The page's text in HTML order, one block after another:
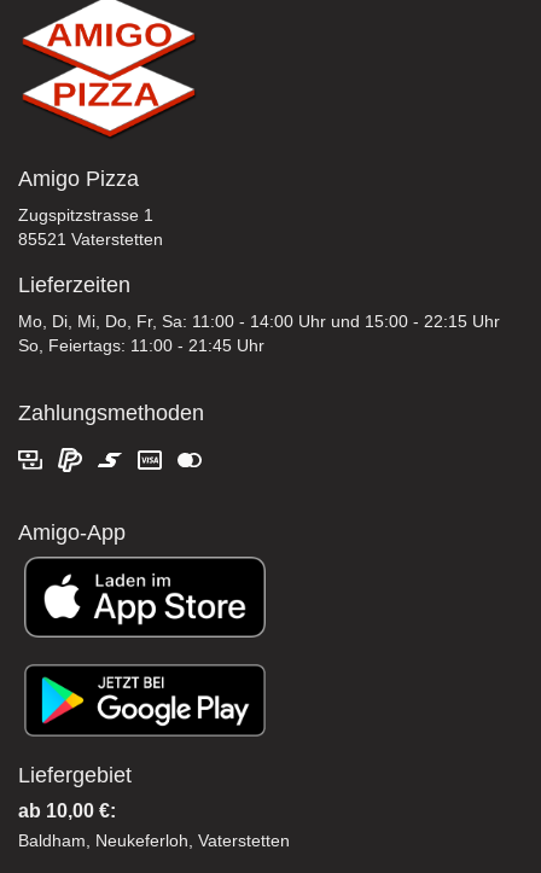
Amigo Pizza
Zugspitzstrasse 1
85521 Vaterstetten
Lieferzeiten
Mo, Di, Mi, Do, Fr, Sa: 11:00 - 14:00 Uhr und 15:00 - 22:15 Uhr
So, Feiertags: 11:00 - 21:45 Uhr
Zahlungsmethoden
Amigo-App
Liefergebiet
ab 10,00 €:
Baldham, Neukeferloh, Vaterstetten